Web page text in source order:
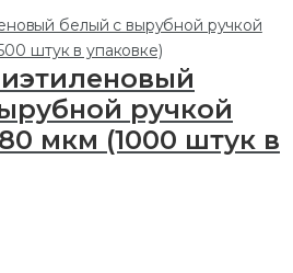
ручкой
мкм (1000 штук в